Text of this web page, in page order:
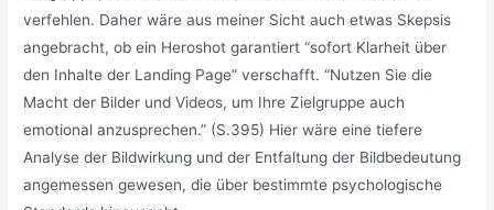
verfehlen. Daher wäre aus meiner Sicht auch etwas Skepsis
angebracht, ob ein Heroshot garantiert “sofort Klarheit über
den Inhalte der Landing Page” verschafft. “Nutzen Sie die
Macht der Bilder und Videos, um Ihre Zielgruppe auch
emotional anzusprechen.” (S.395) Hier wäre eine tiefere
Analyse der Bildwirkung und der Entfaltung der Bildbedeutung
angemessen gewesen, die über bestimmte psychologische